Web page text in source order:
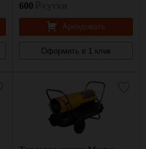
600
Арендовать
Оформить в 1 клик